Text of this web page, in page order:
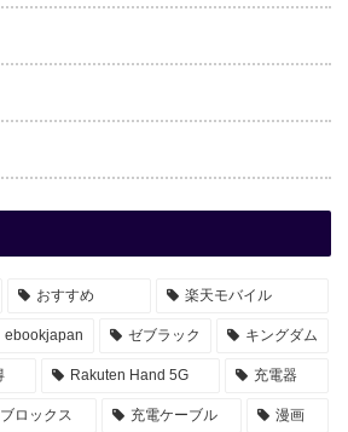
おすすめ 楽天モバイル
ebookjapan ゼブラック キングダム
Rakuten Hand 5G 充電器
ロックス 充電ケーブル 漫画